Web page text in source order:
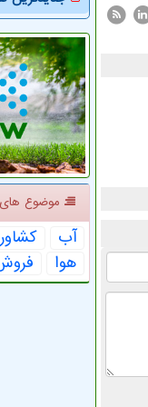
موضوع های
آب
هوا